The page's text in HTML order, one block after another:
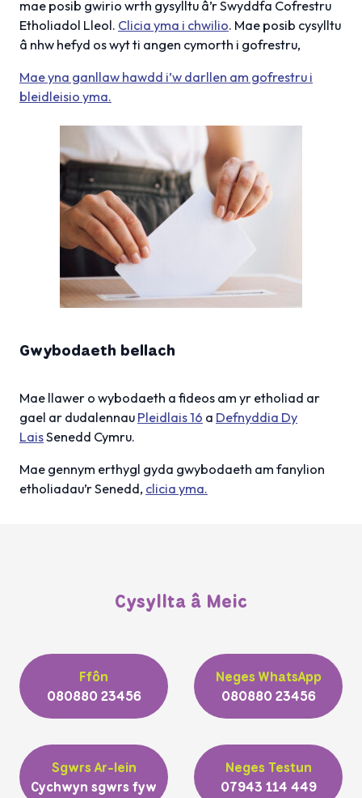
mae posib gwirio wrth gysylltu â’r Swyddfa Cofrestru
Etholiadol Lleol. Clicia yma i chwilio. Mae posib cysylltu
â nhw hefyd os wyt ti angen cymorth i gofrestru,
Mae yna ganllaw hawdd i’w darllen am gofrestru i
bleidleisio yma.
Gwybodaeth bellach
Mae llawer o wybodaeth a fideos am yr etholiad ar
gael ar dudalennau Pleidlais 16 a Defnyddia Dy
LaisSenedd Cymru.
Mae gennym erthygl gyda gwybodaeth am fanylion
etholiadau’r Senedd, clicia yma.
Cysyllta â Meic
Ffôn
080880 23456
Neges WhatsApp
080880 23456
Sgwrs Ar-lein
Cychwyn sgwrs fyw
Neges Testun
07943 114 449